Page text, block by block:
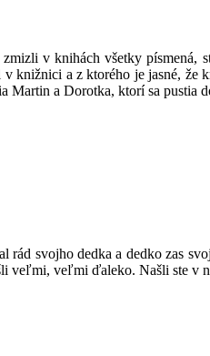
v knihách všetky
knižnici a z ktorého je jasné,
a Dorotka, ktorí sa pustia
rád svojho dedka a dedko zas
veľmi, veľmi ďaleko. Našli ste v